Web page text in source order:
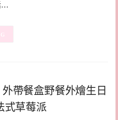
…
帶餐盒野餐外燴生日
式草莓派